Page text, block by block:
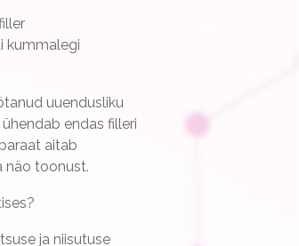
kummalegi
uuendusliku
endas filleri
aitab
näo toonust.
ja niisutuse